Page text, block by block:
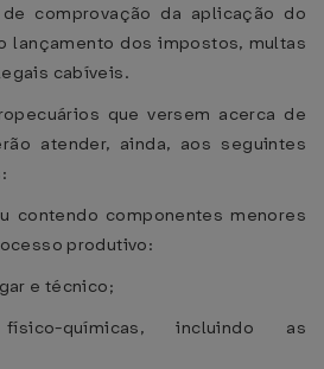
comprovação da aplicação do
lançamento dos impostos, multas
cabíveis.
que versem acerca de
atender, ainda, aos seguintes
contendo componentes menores
produtivo:
e técnico;
químicas, incluindo as